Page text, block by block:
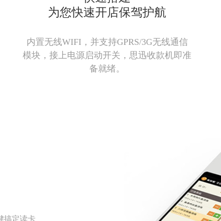
为您快速开店保驾护航
内置无线WIFI，并支持GPRS/3G无线通信
模块，接上电源启动开关，思迅收款机即准
备就绪。
搞定读卡